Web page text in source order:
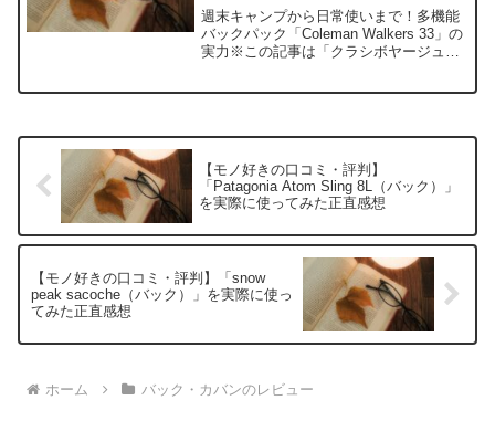
想
週末キャンプから日常使いまで！多機能
バックパック「Coleman Walkers 33」の
実力※この記事は「クラシボヤージュ｜
【モノ好きの口コミ・評判】
「Patagonia Atom Sling 8L（バック）」
を実際に使ってみた正直感想
【モノ好きの口コミ・評判】「snow
peak sacoche（バック）」を実際に使っ
てみた正直感想
ホーム バック・カバンのレビュー